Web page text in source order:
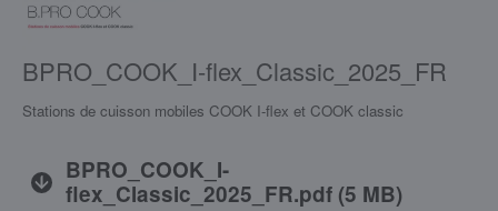
BPRO_COOK_I-flex_Classic_2025_FR
Stations de cuisson mobiles COOK I-flex et COOK classic
BPRO_COOK_I-
flex_Classic_2025_FR.pdf(5 MB)